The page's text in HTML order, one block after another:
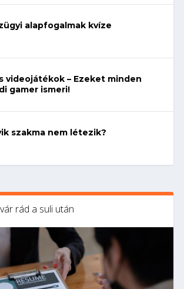
alapfogalmak kvíze
videojátékok – Ezeket minden
gamer ismeri!
szakma nem létezik?
rád a suli után